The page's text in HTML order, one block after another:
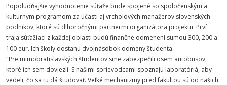
Popoludňajšie vyhodnotenie súťaže bude spojené so spoločenským a
kultúrnym programom za účasti aj vrcholových manažérov slovenských
podnikov, ktoré sú dlhoročnými partnermi organizátora projektu. Prví
traja súťažiaci z každej oblasti budú finančne odmenení sumou 300, 200 a
100 eur. Ich školy dostanú dvojnásobok odmeny študenta.
"Pre mimobratislavských študentov sme zabezpečili osem autobusov,
ktoré ich sem doviezli. S našimi sprievodcami spoznajú laboratóriá, aby
vedeli, čo sa tu dá študovať. Veľké mechanizmy pred fakultou sú od našich